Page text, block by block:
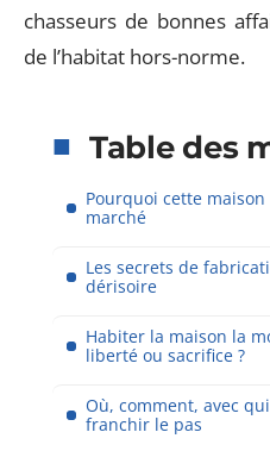
chasseurs de bonnes
de l’habitat hors-norme.
Table des
Pourquoi cette
marché
Les secrets de
dérisoire
Habiter la maison la
liberté ou sacrifice ?
Où, comment, avec
franchir le pas